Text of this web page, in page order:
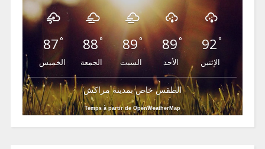
87°
الخميس
88°
الجمعة
89°
السبت
89°
الأحد
92°
الإثنين
الطقس خاص بمدينة مراكش
Temps à partir de OpenWeatherMap